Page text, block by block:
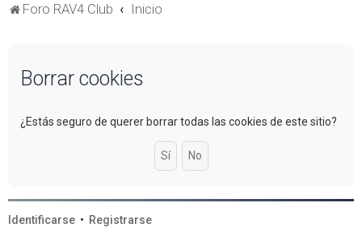
Foro RAV4 Club Inicio
Borrar cookies
¿Estás seguro de querer borrar todas las cookies de este sitio?
Identificarse • Registrarse